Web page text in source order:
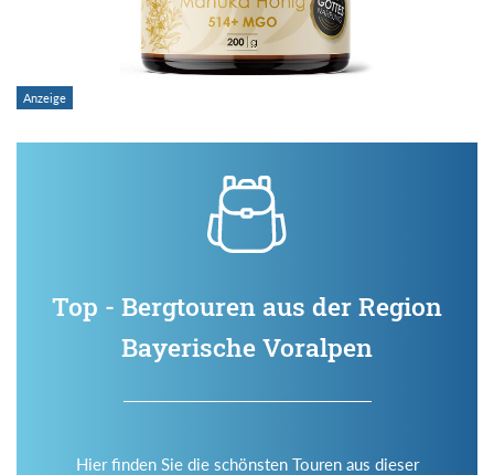
Top - Bergtouren aus der Region
Bayerische Voralpen
Hier finden Sie die schönsten Touren aus dieser